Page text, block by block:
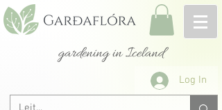
gardening in Iceland
Log In